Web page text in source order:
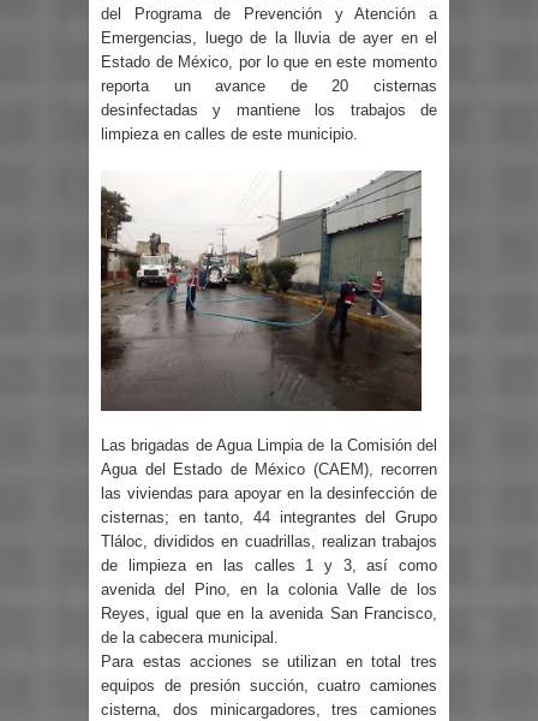
del Programa de Prevención y Atención a
Emergencias, luego de la lluvia de ayer en el
Estado de México, por lo que en este momento
reporta un avance de 20 cisternas
desinfectadas y mantiene los trabajos de
limpieza en calles de este municipio.
Las brigadas de Agua Limpia de la Comisión del
Agua del Estado de México (CAEM), recorren
las viviendas para apoyar en la desinfección de
cisternas; en tanto, 44 integrantes del Grupo
Tláloc, divididos en cuadrillas, realizan trabajos
de limpieza en las calles 1 y 3, así como
avenida del Pino, en la colonia Valle de los
Reyes, igual que en la avenida San Francisco,
de la cabecera municipal.
Para estas acciones se utilizan en total tres
equipos de presión succión, cuatro camiones
cisterna, dos minicargadores, tres camiones